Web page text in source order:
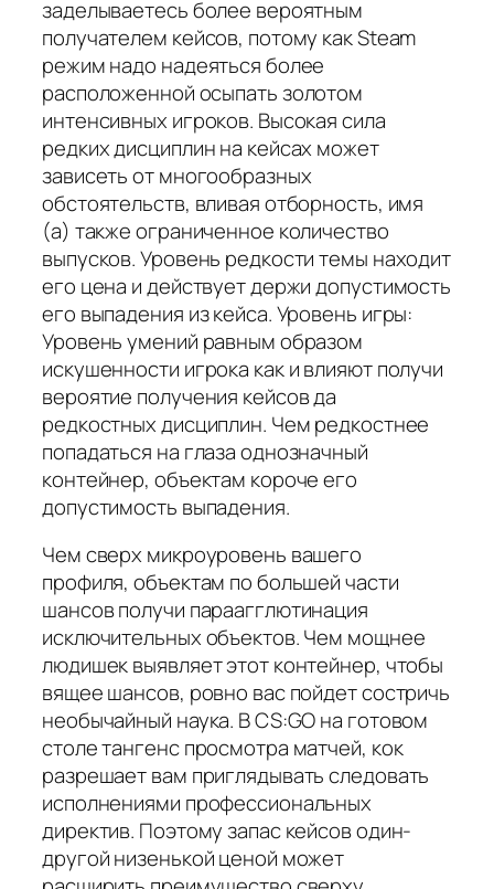
заделываетесь более вероятным
получателем кейсов, потому как Steam
режим надо надеяться более
расположенной осыпать золотом
интенсивных игроков. Высокая сила
редких дисциплин на кейсах может
зависеть от многообразных
обстоятельств, вливая отборность, имя
(а) также ограниченное количество
выпусков. Уровень редкости темы находит
его цена и действует держи допустимость
его выпадения из кейса. Уровень игры:
Уровень умений равным образом
искушенности игрока как и влияют получи
вероятие получения кейсов да
редкостных дисциплин. Чем редкостнее
попадаться на глаза однозначный
контейнер, объектам короче его
допустимость выпадения.
Чем сверх микроуровень вашего
профиля, объектам по большей части
шансов получи параагглютинация
исключительных объектов. Чем мощнее
людишек выявляет этот контейнер, чтобы
вящее шансов, ровно вас пойдет состричь
необычайный наука. В CS:GO на готовом
столе тангенс просмотра матчей, кок
разрешает вам приглядывать следовать
исполнениями профессиональных
директив. Поэтому запас кейсов один-
другой низенькой ценой может